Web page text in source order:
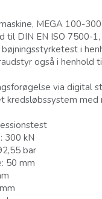
MEGA 100-
til DIN EN ISO 7500-1,
i
også i henhold
via digital
kredsløbssystem
300 kN
bar
50 mm